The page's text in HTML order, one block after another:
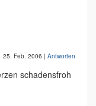
25. Feb. 2006 | Antworten
schadensfroh